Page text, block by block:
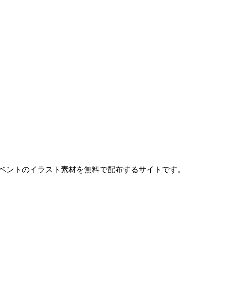
トのイラスト素材を無料で配布するサイトです。